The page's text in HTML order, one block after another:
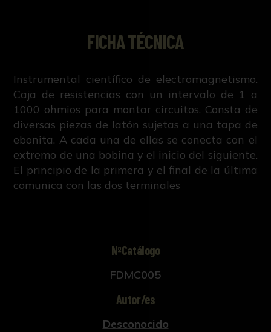
FICHA TÉCNICA
Instrumental científico de electromagnetismo.
Caja de resistencias con un intervalo de 1 a
1000 ohmios para montar circuitos. Consta de
diversas piezas de latón sujetas a una tapa de
ebonita. A cada una de ellas se conecta con el
extremo de una bobina y el inicio del siguiente.
El principio de la primera y el final de la última
comunica con las dos terminales
NºCatálogo
FDMC005
Autor/es
Desconocido